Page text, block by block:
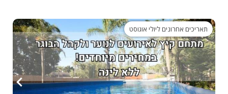
תאריכים אחרונים ליולי אוגוסט